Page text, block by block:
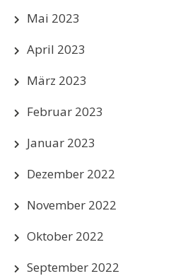
Mai 2023
April 2023
März 2023
Februar 2023
Januar 2023
Dezember 2022
November 2022
Oktober 2022
September 2022